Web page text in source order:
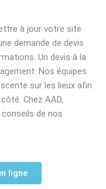
à jour votre site
demande de devis
Un devis à la
Nos équipes
sur les lieux afin
Chez AAD,
de nos
ligne